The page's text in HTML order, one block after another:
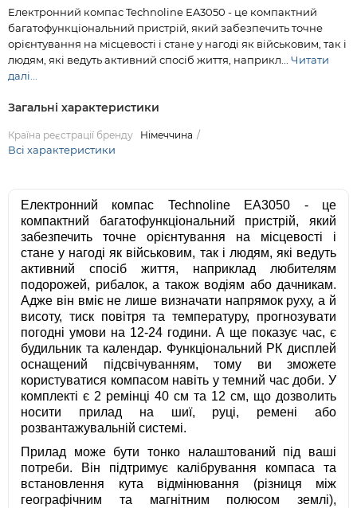
Електронний компас Technoline EA3050 - це компактний
багатофункціональний пристрій, який забезпечить точне
орієнтування на місцевості і стане у нагоді як військовим, так і
людям, які ведуть активний спосіб життя, наприкл... Читати
далі...
Загальні характеристики
Країна реєстрації бренду Німеччина
Всі характеристики
Електронний компас Technoline EA3050 - це
компактний багатофункціональний пристрій, який
забезпечить точне орієнтування на місцевості і
стане у нагоді як військовим, так і людям, які ведуть
активний спосіб життя, наприклад любителям
подорожей, рибалок, а також водіям або дачникам.
Адже він вміє не лише визначати напрямок руху, а й
висоту, тиск повітря та температуру, прогнозувати
погодні умови на 12-24 години. А ще показує час, є
будильник та календар. Функціональний РК дисплей
оснащений підсвічуванням, тому ви зможете
користуватися компасом навіть у темний час доби. У
комплекті є 2 ремінці 40 см та 12 см, що дозволить
носити прилад на шиї, руці, ремені або
розвантажувальній системі.
Прилад може бути тонко налаштований під ваші
потреби. Він підтримує калібрування компаса та
встановлення кута відмінювання (різниця між
географічним та магнітним полюсом землі),